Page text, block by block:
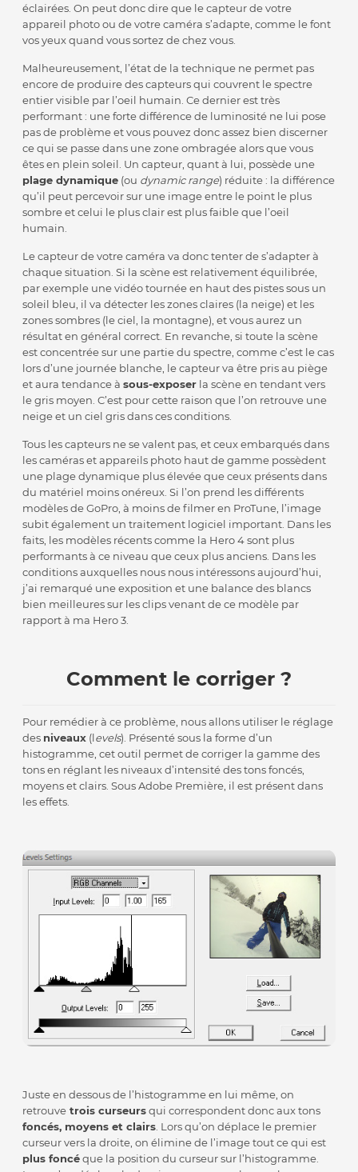
éclairées. On peut donc dire que le capteur de votre
appareil photo ou de votre caméra s’adapte, comme le font
vos yeux quand vous sortez de chez vous.
Malheureusement, l’état de la technique ne permet pas
encore de produire des capteurs qui couvrent le spectre
entier visible par l’oeil humain. Ce dernier est très
performant : une forte différence de luminosité ne lui pose
pas de problème et vous pouvez donc assez bien discerner
ce qui se passe dans une zone ombragée alors que vous
êtes en plein soleil. Un capteur, quant à lui, possède une
plage dynamique (ou dynamic range) réduite : la différence
qu’il peut percevoir sur une image entre le point le plus
sombre et celui le plus clair est plus faible que l’oeil
humain.
Le capteur de votre caméra va donc tenter de s’adapter à
chaque situation. Si la scène est relativement équilibrée,
par exemple une vidéo tournée en haut des pistes sous un
soleil bleu, il va détecter les zones claires (la neige) et les
zones sombres (le ciel, la montagne), et vous aurez un
résultat en général correct. En revanche, si toute la scène
est concentrée sur une partie du spectre, comme c’est le cas
lors d’une journée blanche, le capteur va être pris au piège
et aura tendance àsous-exposer la scène en tendant vers
le gris moyen. C’est pour cette raison que l’on retrouve une
neige et un ciel gris dans ces conditions.
Tous les capteurs ne se valent pas, et ceux embarqués dans
les caméras et appareils photo haut de gamme possèdent
une plage dynamique plus élevée que ceux présents dans
du matériel moins onéreux. Si l’on prend les différents
modèles de GoPro, à moins de filmer en ProTune, l’image
subit également un traitement logiciel important. Dans les
faits, les modèles récents comme la Hero 4 sont plus
performants à ce niveau que ceux plus anciens. Dans les
conditions auxquelles nous nous intéressons aujourd’hui,
j’ai remarqué une exposition et une balance des blancs
bien meilleures sur les clips venant de ce modèle par
rapport à ma Hero 3.
Comment le corriger ?
Pour remédier à ce problème, nous allons utiliser le réglage
des niveaux (levels). Présenté sous la forme d’un
histogramme, cet outil permet de corriger la gamme des
tons en réglant les niveaux d’intensité des tons foncés,
moyens et clairs. Sous Adobe Première, il est présent dans
les effets.
Juste en dessous de l’histogramme en lui même, on
retrouve trois curseursqui correspondent donc aux tons
foncés, moyens et clairs . Lors qu’on déplace le premier
curseur vers la droite, on élimine de l’image tout ce qui est
plus foncéque la position du curseur sur l’histogramme.